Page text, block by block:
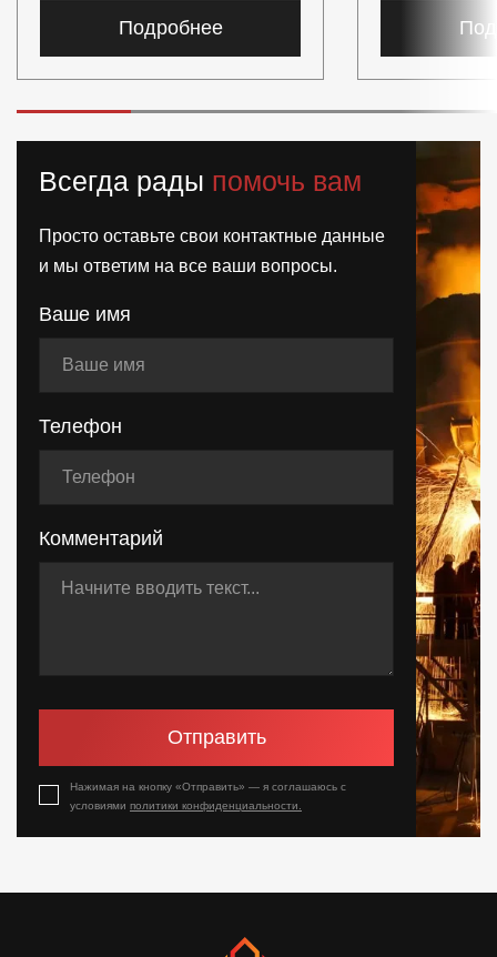
Подробнее
Всегда рады помочь вам
Просто оставьте свои контактные данные
и мы ответим на все ваши вопросы.
Ваше имя
Телефон
Комментарий
Отправить
Нажимая на кнопку «Отправить» — я соглашаюсь с
условиями политики конфиденциальности.